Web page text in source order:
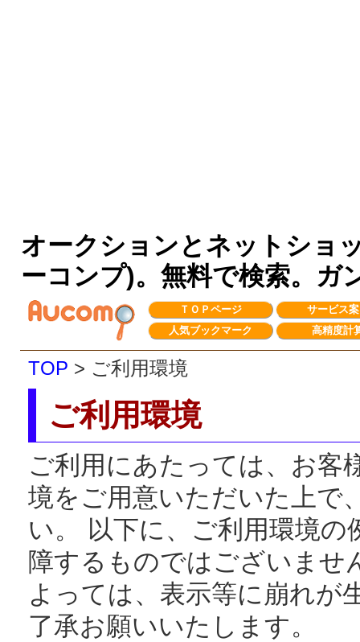
オークションとネットショ
ーコンプ)。無料で検索。ガ
ＴＯＰページ
サービス
人気ブックマーク
高精度計
TOP > ご利用環境
ご利用環境
ご利用にあたっては、お客
境をご用意いただいた上で
い。 以下に、ご利用環境
障するものではございませ
よっては、表示等に崩れが
了承お願いいたします。